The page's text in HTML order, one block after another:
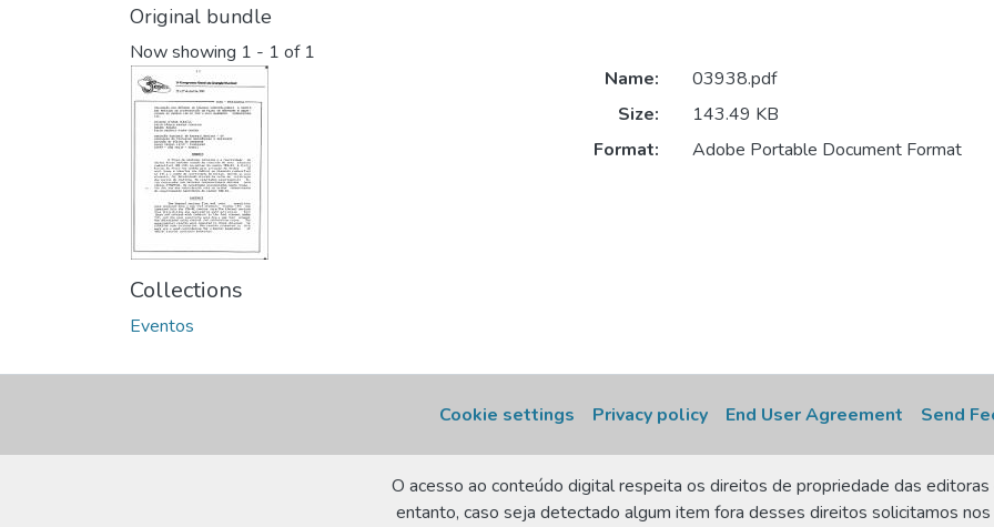
Original bundle
Now showing 1 - 1 of 1
Name:
03938.pdf
Size:
143.49 KB
Format:
Adobe Portable Document Format
Collections
Eventos
Cookie settings Privacy policy End User Agreement Send
O acesso ao conteúdo digital respeita os direitos de propriedade das editoras
entanto, caso seja detectado algum item fora desses direitos solicitamos